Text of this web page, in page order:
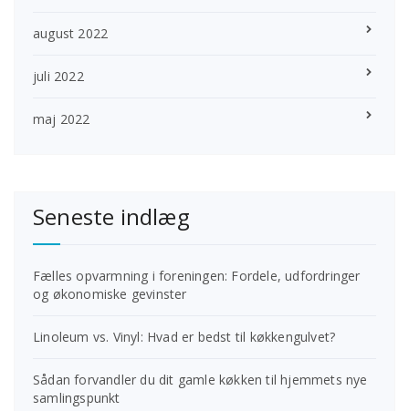
august 2022
juli 2022
maj 2022
Seneste indlæg
Fælles opvarmning i foreningen: Fordele, udfordringer
og økonomiske gevinster
Linoleum vs. Vinyl: Hvad er bedst til køkkengulvet?
Sådan forvandler du dit gamle køkken til hjemmets nye
samlingspunkt